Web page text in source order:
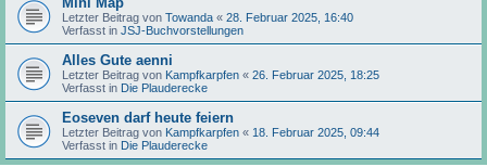
Letzter Beitrag von Towanda « 28. Februar 2025, 16:40
Verfasst in JSJ-Buchvorstellungen
Alles Gute aenni
Letzter Beitrag von Kampfkarpfen « 26. Februar 2025, 18:25
Verfasst in Die Plauderecke
Eoseven darf heute feiern
Letzter Beitrag von Kampfkarpfen « 18. Februar 2025, 09:44
Verfasst in Die Plauderecke